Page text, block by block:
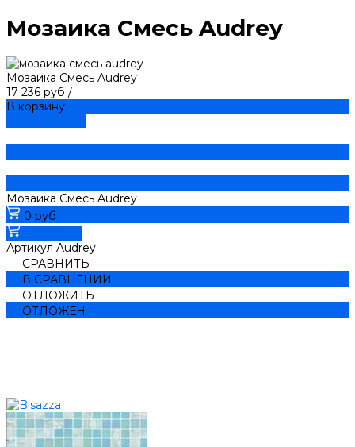
Мозаика Смесь Audrey
Мозаика Смесь Audrey
17 236 руб /
В корзину
Мозаика Смесь Audrey
0 руб
Артикул Audrey
СРАВНИТЬ
В СРАВНЕНИИ
ОТЛОЖИТЬ
ОТЛОЖЕН